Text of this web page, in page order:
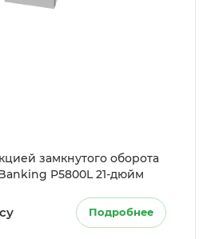
замкнутого оборота
P5800L 21-дюйм
Подробнее